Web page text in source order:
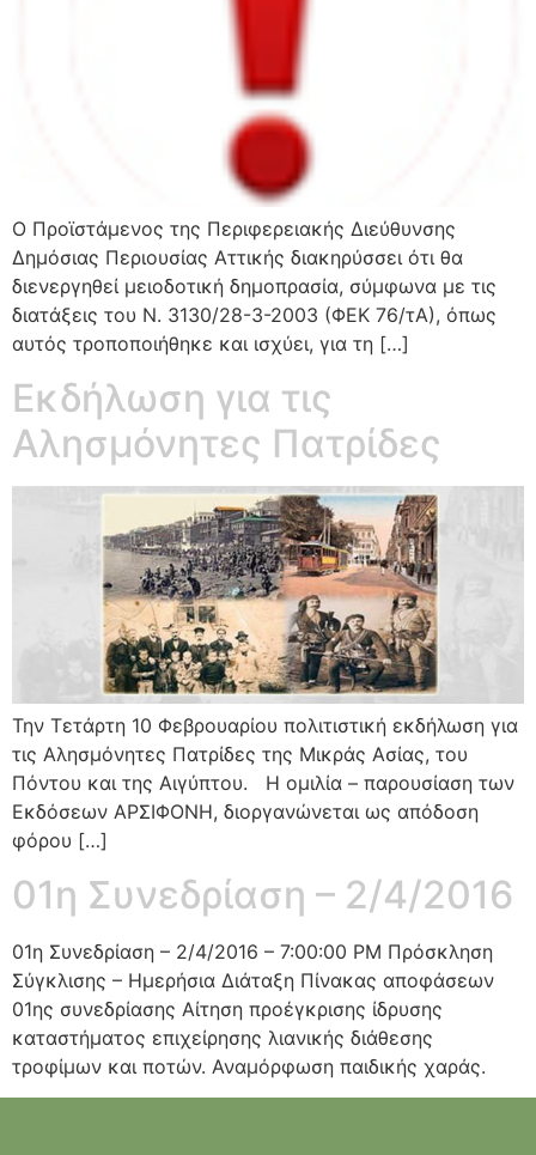
Ο Προϊστάμενος της Περιφερειακής Διεύθυνσης
Δημόσιας Περιουσίας Αττικής διακηρύσσει ότι θα
διενεργηθεί μειοδοτική δημοπρασία, σύμφωνα με τις
διατάξεις του Ν. 3130/28-3-2003 (ΦΕΚ 76/τΑ), όπως
αυτός τροποποιήθηκε και ισχύει, για τη […]
Εκδήλωση για τις
Αλησμόνητες Πατρίδες
Την Τετάρτη 10 Φεβρουαρίου πολιτιστική εκδήλωση για
τις Αλησμόνητες Πατρίδες της Μικράς Ασίας, του
Πόντου και της Αιγύπτου. Η ομιλία – παρουσίαση των
Εκδόσεων ΑΡΣΙΦΟΝΗ, διοργανώνεται ως απόδοση
φόρου […]
01η Συνεδρίαση – 2/4/2016
01η Συνεδρίαση – 2/4/2016 – 7:00:00 PM Πρόσκληση
Σύγκλισης – Ημερήσια Διάταξη Πίνακας αποφάσεων
01ης συνεδρίασης Αίτηση προέγκρισης ίδρυσης
καταστήματος επιχείρησης λιανικής διάθεσης
τροφίμων και ποτών. Αναμόρφωση παιδικής χαράς.